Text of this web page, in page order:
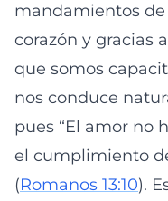
mandamientos de
corazón y gracias
que somos
nos conduce
pues “El amor no
el cumplimiento
(Romanos 13:10).